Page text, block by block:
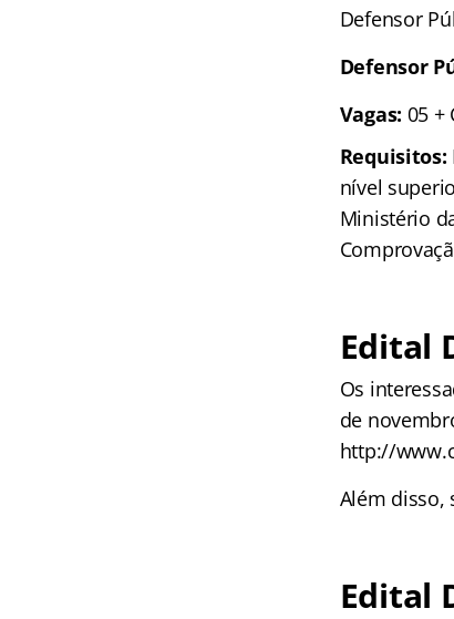
Defensor
Defensor
Vagas: 05 +
Requisitos:
nível
Ministério
Edital
Os
de
http://
Além disso,
Edital